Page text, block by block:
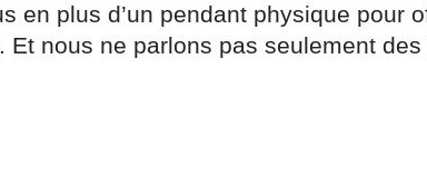
en plus d’un pendant physique pour
Et nous ne parlons pas seulement